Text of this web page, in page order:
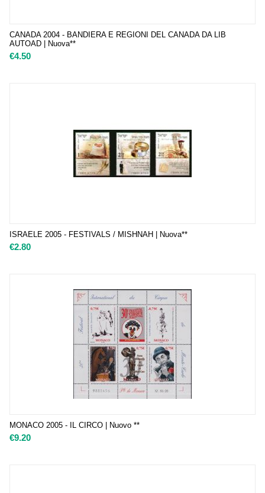
CANADA 2004 - BANDIERA E REGIONI DEL CANADA DA LIB
AUTOAD | Nuova**
€4.50
ISRAELE 2005 - FESTIVALS / MISHNAH | Nuova**
€2.80
MONACO 2005 - IL CIRCO | Nuovo **
€9.20